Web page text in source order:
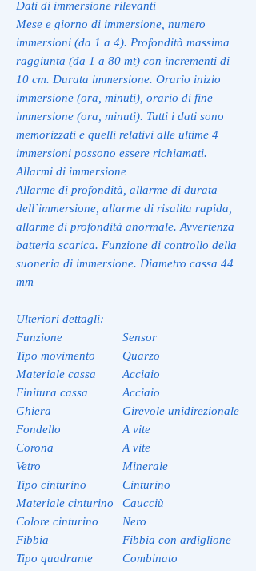
Dati di immersione rilevanti
Mese e giorno di immersione, numero
immersioni (da 1 a 4). Profondità massima
raggiunta (da 1 a 80 mt) con incrementi di
10 cm. Durata immersione. Orario inizio
immersione (ora, minuti), orario di fine
immersione (ora, minuti). Tutti i dati sono
memorizzati e quelli relativi alle ultime 4
immersioni possono essere richiamati.
Allarmi di immersione
Allarme di profondità, allarme di durata
dell`immersione, allarme di risalita rapida,
allarme di profondità anormale. Avvertenza
batteria scarica. Funzione di controllo della
suoneria di immersione. Diametro cassa 44
mm
Ulteriori dettagli:
Funzione
Sensor
Tipo movimento
Quarzo
Materiale cassa
Acciaio
Finitura cassa
Acciaio
Ghiera
Girevole unidirezionale
Fondello
A vite
Corona
A vite
Vetro
Minerale
Tipo cinturino
Cinturino
Materiale cinturino
Caucciù
Colore cinturino
Nero
Fibbia
Fibbia con ardiglione
Tipo quadrante
Combinato